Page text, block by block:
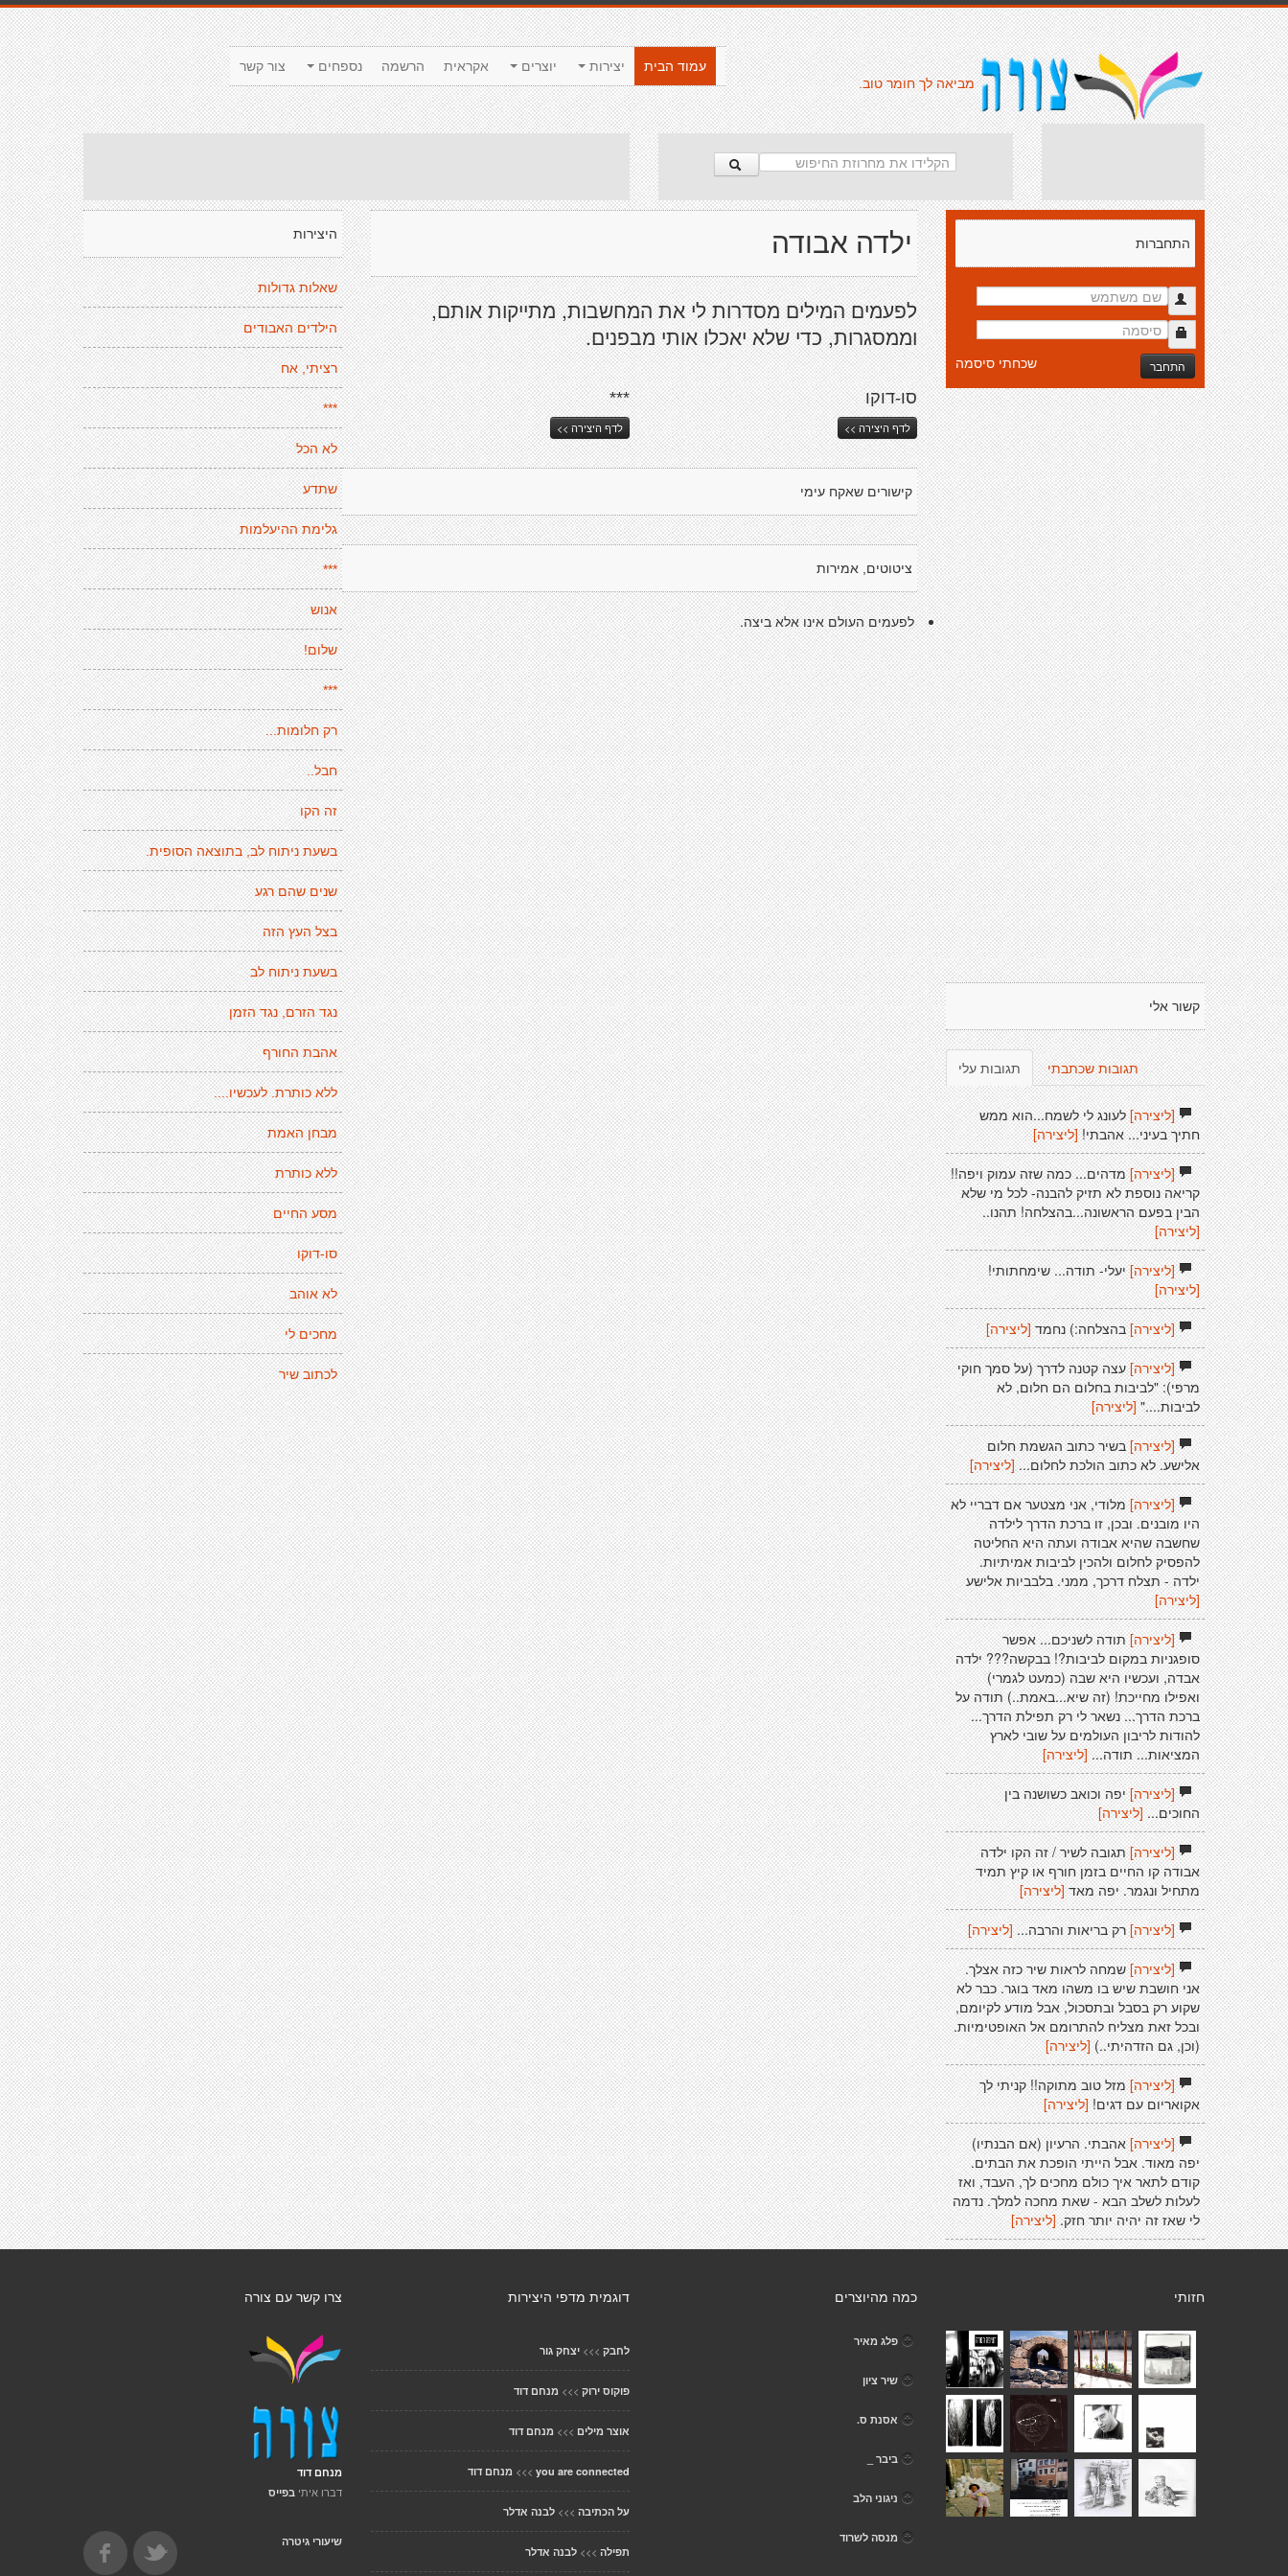
צור קשר נספחים הרשמה אקראית יוצרים יצירות
עמוד הבית
מביאה לך חומר טוב.
היצירות
שאלות גדולות
הילדים האבודים
רציתי, אח
***
לא הכל
שתדע
גלימת ההיעלמות
***
אנוש
שלום!
***
רק חלומות...
חבל..
זה הקו
בשעת ניתוח לב, בתוצאה הסופית.
שנים שהם רגע
בצל העץ הזה
בשעת ניתוח לב
נגד הזרם, נגד הזמן
אהבת החורף
ללא כותרת. לעכשיו....
מבחן האמת
ללא כותרת
מסע החיים
סו-דוקו
לא אוהב
מחכים לי
לכתוב שיר
ילדה אבודה
לפעמים המילים מסדרות לי את המחשבות, מתייקות אותם,
וממסגרות, כדי שלא יאכלו אותי מבפנים.
***
לדף היצירה >>
סו-דוקו
לדף היצירה >>
קישורים שאקח עימי
ציטוטים, אמירות
לפעמים העולם אינו אלא ביצה.
התחברות
התחבר שכחתי סיסמה
קשור אלי
תגובות עלי תגובות שכתבתי
[ליצירה]לעונג לי לשמח...הוא ממש
חתיך בעיני... אהבתי! [ליצירה]
[ליצירה]מדהים... כמה שזה עמוק ויפה!!
קריאה נוספת לא תזיק להבנה- לכל מי שלא
הבין בפעם הראשונה...בהצלחה! תהנו..
[ליצירה]
[ליצירה]יעלי- תודה... שימחתותי!
[ליצירה]
[ליצירה]בהצלחה:) נחמד [ליצירה]
[ליצירה]עצה קטנה לדרך (על סמך חוקי
מרפי): "לביבות בחלום הם חלום, לא
לביבות...." [ליצירה]
[ליצירה]בשיר כתוב הגשמת חלום
אלישע. לא כתוב הולכת לחלום... [ליצירה]
[ליצירה]מלודי, אני מצטער אם דבריי לא
היו מובנים. ובכן, זו ברכת הדרך לילדה
שחשבה שהיא אבודה ועתה היא החליטה
להפסיק לחלום ולהכין לביבות אמיתיות.
ילדה - תצלח דרכך, ממני. בלבביות אלישע
[ליצירה]
[ליצירה]תודה לשניכם... אפשר
סופגניות במקום לביבות?! בבקשה??? ילדה
אבדה, ועכשיו היא שבה (כמעט לגמרי)
ואפילו מחייכת! (זה שיא...באמת..) תודה על
ברכת הדרך... נשאר לי רק תפילת הדרך...
להודות לריבון העולמים על שובי לארץ
המציאות... תודה... [ליצירה]
[ליצירה]יפה וכואב כשושנה בין
החוכים... [ליצירה]
[ליצירה]תגובה לשיר / זה הקו ילדה
אבודה קו החיים בזמן חורף או קיץ תמיד
מתחיל ונגמר. יפה מאד [ליצירה]
[ליצירה]רק בריאות והרבה... [ליצירה]
[ליצירה]שמחה לראות שיר כזה אצלך.
אני חושבת שיש בו משהו מאד בוגר. כבר לא
שקוע רק בסבל ובתסכול, אבל מודע לקיומם,
ובכל זאת מצליח להתרומם אל האופטימיות.
(וכן, גם הזדהיתי..) [ליצירה]
[ליצירה]מזל טוב מתוקה!! קניתי לך
אקואריום עם דגים! [ליצירה]
[ליצירה]אהבתי. הרעיון (אם הבנתיו)
יפה מאוד. אבל הייתי הופכת את הבתים.
קודם לתאר איך כולם מחכים לך, העבד, ואז
לעלות לשלב הבא - שאת מחכה למלך. נדמה
לי שאז זה יהיה יותר חזק. [ליצירה]
צרו קשר עם צורה
מנחם דוד
דברו איתי בפייס
שיעורי גיטרה
דוגמית מדפי היצירות
לחבק >>> יצחק גור
פוקוס ירוק >>> מנחם דוד
אוצר מילים >>> מנחם דוד
you are connected
>>> מנחם דוד
על הכתיבה >>> לבנה אדלר
תפילה >>> לבנה אדלר
כמה מהיוצרים
פלג מאיר
שיר ציון
אסנת ס.
ביבר _
ניגוני הלב
מנסה לשרוד
חזותי